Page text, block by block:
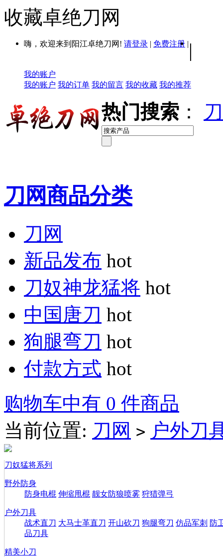
收藏卓绝刀网
嗨，欢迎来到阳江卓绝刀网! 请登录 | 免费注册 | |
我的账户
我的账户 我的订单 我的留言 我的收藏 我的推荐
热门搜索 ：
刀网商品分类
刀网
新品发布 hot
刀奴神龙猛将 hot
中国唐刀 hot
狗腿弯刀 hot
付款方式 hot
购物车中有 0 件商品
当前位置: 刀网 > 户外刀
刀奴猛将系列
野外防身
防身电棍 伸缩甩棍 靓女防狼喷雾 狩猎弹弓
户外刀具
战术直刀 大马士革直刀 开山砍刀 狗腿弯刀 仿品军刺 防
品刀具
精美小刀